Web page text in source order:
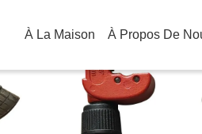
À La Maison À Propos De